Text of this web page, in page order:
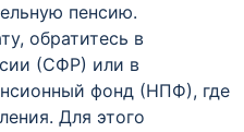
пенсию.
обратитесь в
(СФР) или в
фонд (НПФ), где
Для этого